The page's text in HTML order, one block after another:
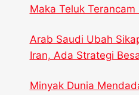
Maka Teluk Terancam
Arab Saudi Ubah
Iran, Ada Strategi
Minyak Dunia